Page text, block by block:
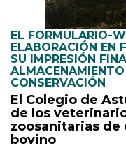
EL FORMULARIO-
ELABORACIÓN EN
SU IMPRESIÓN
CONSERVACIÓN
El Colegio de
de los
zoosanitarias de
bovino